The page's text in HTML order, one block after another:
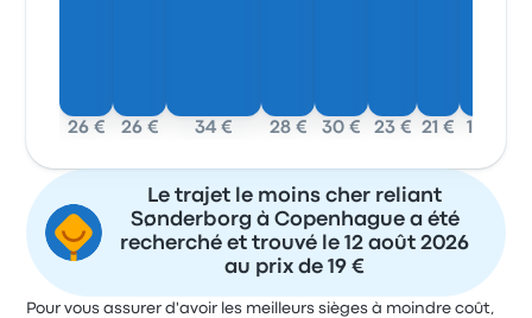
26 € 26 € 34 € 28 € 30 € 23 € 21 € 19 €
Le trajet le moins cher reliant
Sønderborg à Copenhague a été
recherché et trouvé le 12 août 2026
au prix de 19 €
Pour vous assurer d'avoir les meilleurs sièges à moindre coût,